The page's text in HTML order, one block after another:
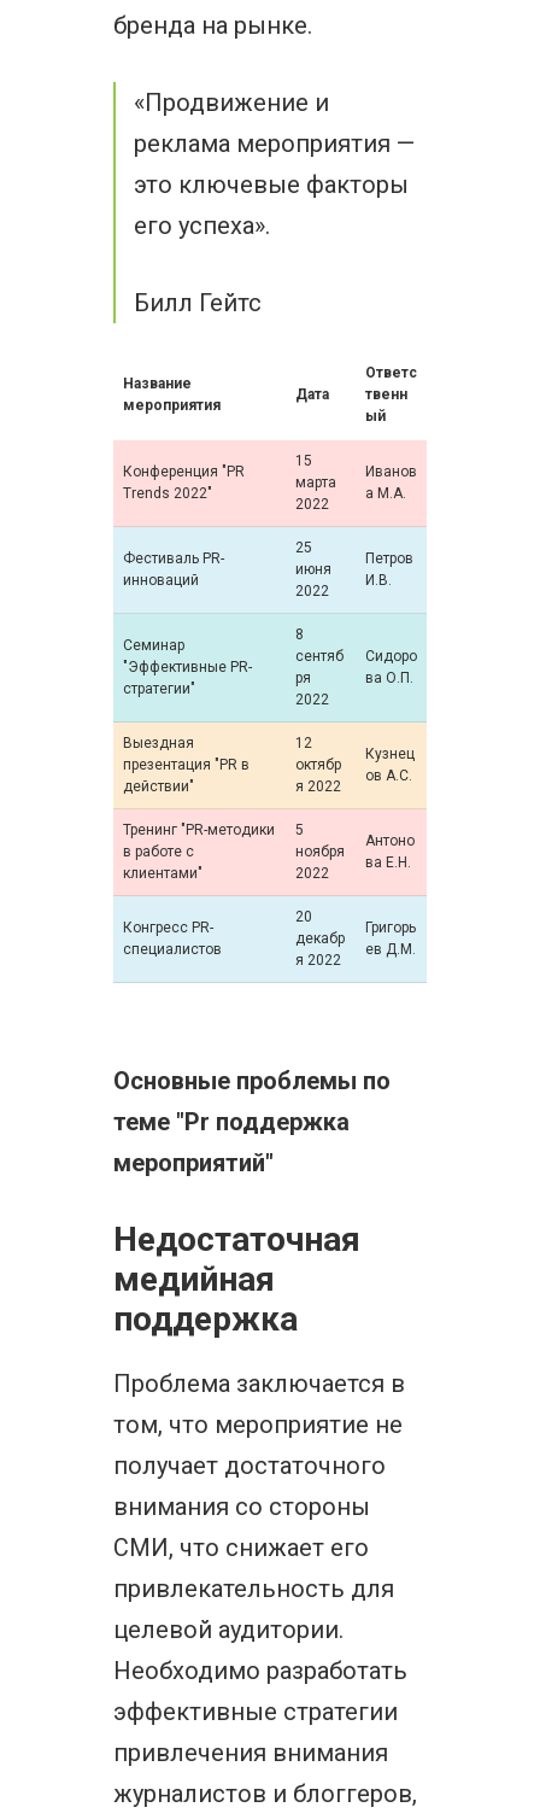
бренда на рынке.
«Продвижение и
реклама мероприятия —
это ключевые факторы
его успеха».
Билл Гейтс
Название
мероприятия
Дата
Ответс
твенн
ый
Конференция "PR
Trends 2022"
15
марта
2022
Иванов
а М.А.
Фестиваль PR-
инноваций
25
июня
2022
Петров
И.В.
Семинар
"Эффективные PR-
стратегии"
8
сентяб
ря
2022
Сидоро
ва О.П.
Выездная
презентация "PR в
действии"
12
октябр
я 2022
Кузнец
ов А.С.
Тренинг "PR-методики
в работе с
клиентами"
5
ноября
2022
Антоно
ва Е.Н.
Конгресс PR-
специалистов
20
декабр
я 2022
Григорь
ев Д.М.
Основные проблемы по
теме "Pr поддержка
мероприятий"
Недостаточная
медийная
поддержка
Проблема заключается в
том, что мероприятие не
получает достаточного
внимания со стороны
СМИ, что снижает его
привлекательность для
целевой аудитории.
Необходимо разработать
эффективные стратегии
привлечения внимания
журналистов и блоггеров,